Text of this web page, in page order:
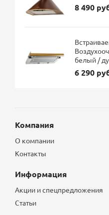
8 490
белый /
6 290
Компания
О компании
Контакты
Информация
Акции и спецпредложения
Статьи